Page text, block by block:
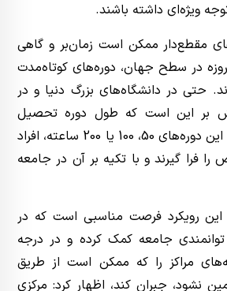
ویژه‌ای داشته باشند.
مقطع‌دار ممکن است زمان‌بر و گاهی
در سطح جهان، دوره‌های کوتاه‌مدت
حتی در دانشگاه‌های بزرگ دنیا و در
بر این است که طول دوره تحصیل
کوتاه‌تر شود. در قالب این دوره‌های 50، 100 یا 200 ساعته، افراد
را فرا گیرند و با تکیه بر آن در جامعه
این رویکرد فرصت مناسبی است که در
توانمندی جامعه کمک کرده و در درجه
مراکز را که ممکن است از طریق
نشود، جبران کند، اظهار کرد: مرکزی